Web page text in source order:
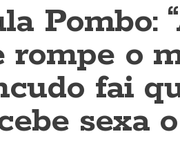
Pombo:
rompe o
fai
sexa